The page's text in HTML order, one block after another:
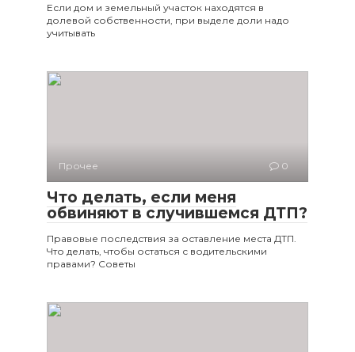
Если дом и земельный участок находятся в
долевой собственности, при выделе доли надо
учитывать
Прочее 0
Что делать, если меня
обвиняют в случившемся ДТП?
Правовые последствия за оставление места ДТП.
Что делать, чтобы остаться с водительскими
правами? Советы